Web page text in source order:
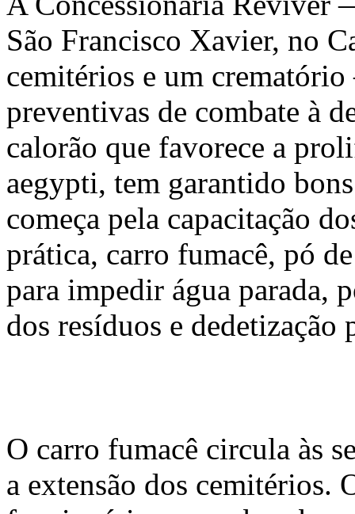
São Francisco Xavier, no
cemitérios e um
preventivas de combate à
calorão que favorece a
aegypti, tem garantido
começa pela capacitação
prática, carro fumacê, pó
para impedir água parada,
dos resíduos e dedetização
O carro fumacê circula às
a extensão dos cemitérios.